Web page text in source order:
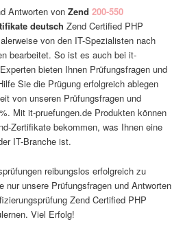
Antworten vonZend200-550
deutsch Zend Certified PHP
von den IT-Spezialisten nach
bearbeitet. So ist es auch bei it-
bieten Ihnen Prüfungsfragen und
Sie die Prügung erfolgreich ablegen
von unseren Prüfungsfragen und
Mit it-pruefungen.de Produkten können
Zertifikate bekommen, was Ihnen eine
IT-Branche ist.
reibungslos erfolgreich zu
nur unsere Prüfungsfragen und Antworten
Zend Certified PHP
Viel Erfolg!